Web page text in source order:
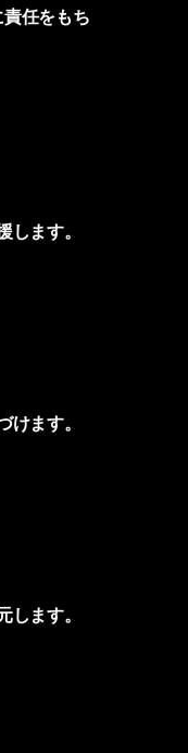
任をもち
ます。
ます。
ます。